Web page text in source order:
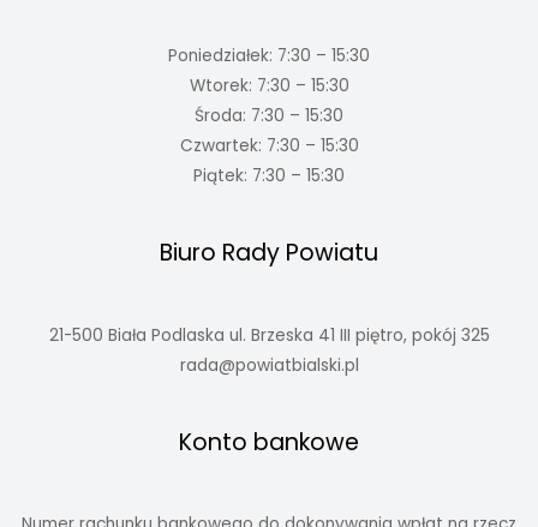
Poniedziałek: 7:30 – 15:30
Wtorek: 7:30 – 15:30
Środa: 7:30 – 15:30
Czwartek: 7:30 – 15:30
Piątek: 7:30 – 15:30
Biuro Rady Powiatu
21-500 Biała Podlaska ul. Brzeska 41 III piętro, pokój 325
rada@powiatbialski.pl
Konto bankowe